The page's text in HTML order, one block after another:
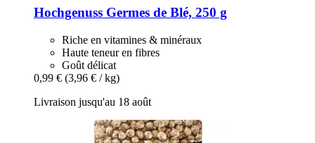
Hochgenuss Germes de Blé, 250 g
Riche en vitamines & minéraux
Haute teneur en fibres
Goût délicat
0,99 € (3,96 € / kg)
Livraison jusqu'au 18 août